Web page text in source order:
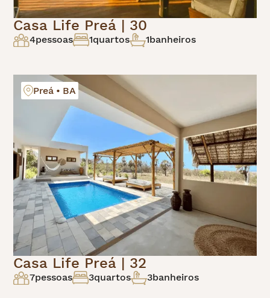
Casa Life Preá | 30
4pessoas 1quartos 1banheiros
Preá • BA
Casa Life Preá | 32
7pessoas 3quartos 3banheiros